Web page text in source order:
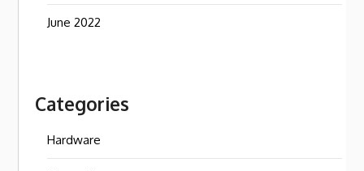
June 2022
Categories
Hardware